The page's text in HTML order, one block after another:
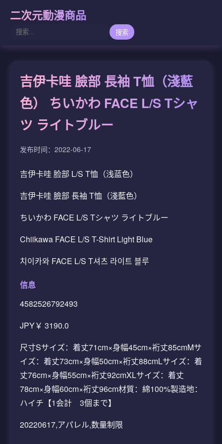
二次元動漫商品
搜索
吉伊卡哇 臉部 長袖 T恤（淺藍
色） ちいかわ FACE L/S Tシャ
ツ ライトブルー
发布时间：2022-06-17
吉伊卡哇 脸部 L/S T恤（浅蓝色）
吉伊卡哇 臉部 長袖 T恤（淺藍色）
ちいかわ FACE L/S Tシャツ ライトブルー
Chiikawa FACE L/S T-Shirt Light Blue
치이카와 FACE L/S T셔츠 라이트 블루
信息
4582526792493
JPY￥ 3190.0
尺寸Sサイズ：着丈71cm×身幅45cm×裄丈85cmMサ
イズ：着丈73cm×身幅50cm×裄丈88cmLサイズ：着
丈76cm×身幅55cm×裄丈92cmXLサイズ：着丈
78cm×身幅60cm×裄丈96cm材質：綿100%製造地：
ハイチ【1会計 3個まで】
20220617,アパレル,数量制限